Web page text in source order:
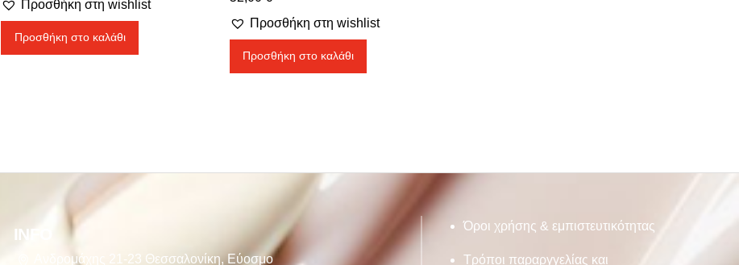
Προσθήκη στη wishlist
Προσθήκη στο καλάθι
Προσθήκη στη wishlist
Προσθήκη στο καλάθι
INFO
Ανδρομάχης 21-23 Θεσσαλονίκη, Εύοσμο
Όροι χρήσης & εμπιστευτικότητας
Τρόποι παραργγελίας και